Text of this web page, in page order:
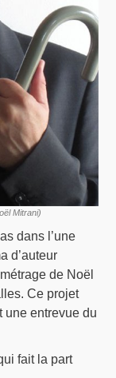
Mitrani)
dans l’une
d’auteur
de Noël
Ce projet
une entrevue du
fait la part